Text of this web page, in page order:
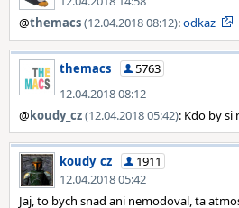
@themacs(12.04.2018 08:12):odkaz
themacs
5763
12.04.2018 08:12
@koudy_cz(12.04.2018 05:42): Kdo by si
koudy_cz
1911
12.04.2018 05:42
Jaj, to bych snad ani nemodoval, ta